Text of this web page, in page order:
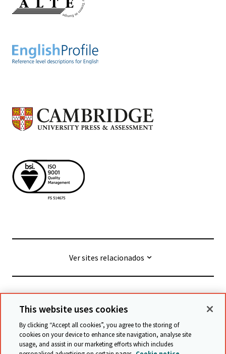
Ver sites relacionados
© Cambridge University Press & Assessment
Termos e condições
Proteção de dados
This website uses cookies
By clicking “Accept all cookies”, you agree to the storing of
cookies on your device to enhance site navigation, analyse site
usage, and assist in our marketing efforts which includes